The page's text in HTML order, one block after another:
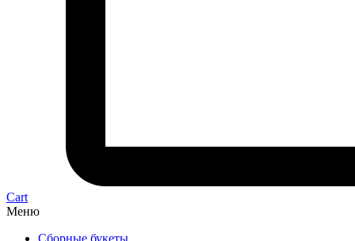
Cart
Меню
Сборные букеты